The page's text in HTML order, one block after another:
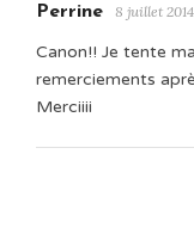
Perrine 8 juillet
Canon!! Je tente
remerciements
Merciiii